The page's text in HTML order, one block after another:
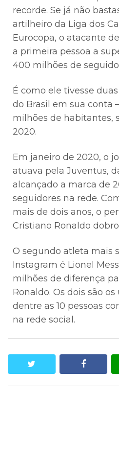
recorde. Se já não
artilheiro da Liga dos
Eurocopa, o atacante
a primeira pessoa a
400 milhões de
É como ele tivesse
do Brasil em sua conta
milhões de habitantes,
2020.
Em janeiro de 2020, o
atuava pela Juventus,
alcançado a marca de
seguidores na rede.
mais de dois anos, o
Cristiano Ronaldo
O segundo atleta mais
Instagram é Lionel
milhões de diferença
Ronaldo. Os dois são
dentre as 10 pessoas
na rede social.